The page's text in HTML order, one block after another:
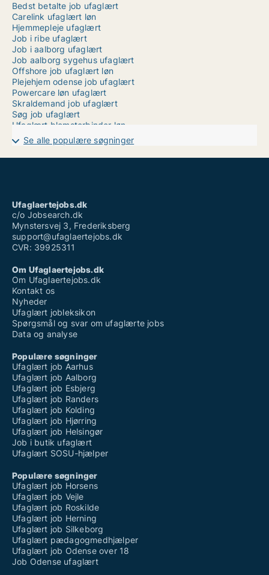
Bedst betalte job ufaglært
Carelink ufaglært løn
Hjemmepleje ufaglært
Job i ribe ufaglært
Job i aalborg ufaglært
Job aalborg sygehus ufaglært
Offshore job ufaglært løn
Plejehjem odense job ufaglært
Powercare løn ufaglært
Skraldemand job ufaglært
Søg job ufaglært
Ufaglært blomsterbinder løn
Ufaglært job fyn
Ufaglært job køge
Ufaglært job nykøbing mors
Ufaglært portør job
Vikar ufaglært plejehjem løn
Se alle populære søgninger
Ufaglaertejobs.dk
c/o Jobsearch.dk
Mynstersvej 3, Frederiksberg
support@ufaglaertejobs.dk
CVR: 39925311
Om Ufaglaertejobs.dk
Om Ufaglaertejobs.dk
Kontakt os
Nyheder
Ufaglært jobleksikon
Spørgsmål og svar om ufaglærte jobs
Data og analyse
Populære søgninger
Ufaglært job Aarhus
Ufaglært job Aalborg
Ufaglært job Esbjerg
Ufaglært job Randers
Ufaglært job Kolding
Ufaglært job Hjørring
Ufaglært job Helsingør
Job i butik ufaglært
Ufaglært SOSU-hjælper
Populære søgninger
Ufaglært job Horsens
Ufaglært job Vejle
Ufaglært job Roskilde
Ufaglært job Herning
Ufaglært job Silkeborg
Ufaglært pædagogmedhjælper
Ufaglært job Odense over 18
Job Odense ufaglært